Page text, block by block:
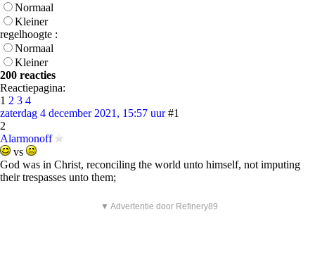
Normaal
Kleiner
regelhoogte :
Normaal
Kleiner
200 reacties
Reactiepagina:
1 2 3 4
zaterdag 4 december 2021, 15:57 uur #1
2
Alarmonoff
vs
God was in Christ, reconciling the world unto himself, not imputing
their trespasses unto them;
▼ Advertentie door Refinery89